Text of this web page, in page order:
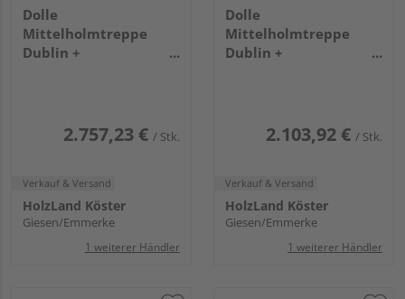
Dolle
Mittelholmtreppe
Dublin +
Metallkomp anthrazit
2.757,23 € / Stk.
Verkauf & Versand
HolzLand Köster
Giesen/Emmerke
1 weiterer Händler
Dolle
Mittelholmtreppe
Dublin +
Metallkomp anthrazit
2.103,92 € / Stk.
Verkauf & Versand
HolzLand Köster
Giesen/Emmerke
1 weiterer Händler